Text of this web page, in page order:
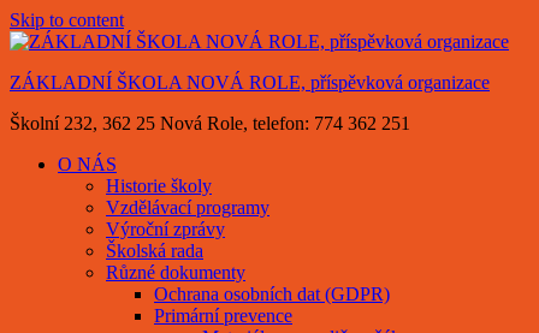
Skip to content
ZÁKLADNÍ ŠKOLA NOVÁ ROLE, příspěvková organizace
Školní 232, 362 25 Nová Role, telefon: 774 362 251
O NÁS
Historie školy
Vzdělávací programy
Výroční zprávy
Školská rada
Různé dokumenty
Ochrana osobních dat (GDPR)
Primární prevence